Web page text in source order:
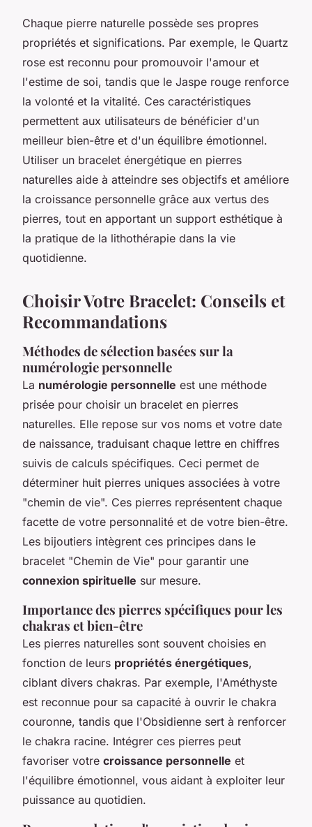
Chaque pierre naturelle possède ses propres
propriétés et significations. Par exemple, le Quartz
rose est reconnu pour promouvoir l'amour et
l'estime de soi, tandis que le Jaspe rouge renforce
la volonté et la vitalité. Ces caractéristiques
permettent aux utilisateurs de bénéficier d'un
meilleur bien-être et d'un équilibre émotionnel.
Utiliser un bracelet énergétique en pierres
naturelles aide à atteindre ses objectifs et améliore
la croissance personnelle grâce aux vertus des
pierres, tout en apportant un support esthétique à
la pratique de la lithothérapie dans la vie
quotidienne.
Choisir Votre Bracelet: Conseils et
Recommandations
Méthodes de sélection basées sur la
numérologie personnelle
La numérologie personnelle est une méthode
prisée pour choisir un bracelet en pierres
naturelles. Elle repose sur vos noms et votre date
de naissance, traduisant chaque lettre en chiffres
suivis de calculs spécifiques. Ceci permet de
déterminer huit pierres uniques associées à votre
"chemin de vie". Ces pierres représentent chaque
facette de votre personnalité et de votre bien-être.
Les bijoutiers intègrent ces principes dans le
bracelet "Chemin de Vie" pour garantir une
connexion spirituelle sur mesure.
Importance des pierres spécifiques pour les
chakras et bien-être
Les pierres naturelles sont souvent choisies en
fonction de leurs propriétés énergétiques,
ciblant divers chakras. Par exemple, l'Améthyste
est reconnue pour sa capacité à ouvrir le chakra
couronne, tandis que l'Obsidienne sert à renforcer
le chakra racine. Intégrer ces pierres peut
favoriser votre croissance personnelle et
l'équilibre émotionnel, vous aidant à exploiter leur
puissance au quotidien.